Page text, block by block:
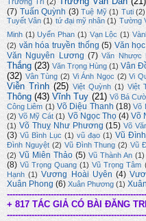
Trương Tri (2)
(7) Tuấn Quỳnh (3) Tuệ Mỹ (1) Tuti (2)
Tuyết Vân (1) tứ đại mỹ nhân (1) Tường
Minh (1) Uyển Phan (1) Vạn Lộc (1)
(2) văn hóa truyền thống (5) Văn
Văn Nguyên Lương (7) Văn Nhược
Thắng (23) Văn Trọng Hùng (1) Vân
(32) Vân Tùng (2) Vi Ánh Ngọc (2) Vi
Viễn Trình (25) Việt Quỳnh (1) Việt
Thông (43) Vĩnh Tuy (21) Võ Bá
Công Liêm (1) Võ Diệu Thanh (18) Võ
(2) Võ Mỹ Cát (1) Võ Ngọc Thọ (4) Võ
(1) Võ Thuỵ Như Phương (15) Võ
(3) Vũ Bình Lục (1) vũ đạo (1) Vũ
Đình Nguyệt (2) Vũ Đình Thung (2) Vũ
(2) Vũ Miên Thảo (5) Vũ Thành An (1)
(8) Vũ Trọng Quang (1) Vũ Trọng Tâm
Hạnh (1) Vương Hoài Uyên (4)
Xuân Phong (6) Xuân Phương (1)
+ 817 TÁC GIẢ CÓ BÀI ĐĂNG